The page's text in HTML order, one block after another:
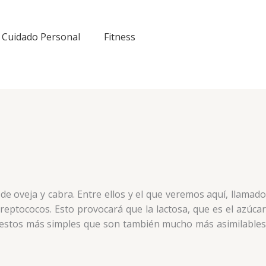
Cuidado Personal
Fitness
oveja y cabra. Entre ellos y el que veremos aquí, llamado
Esto provocará que la lactosa, que es el azúcar
más simples que son también mucho más asimilables